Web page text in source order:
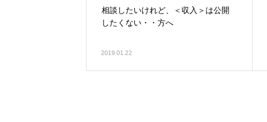
相談したいけれど、＜収入＞は公開
したくない・・方へ
2019.01.22